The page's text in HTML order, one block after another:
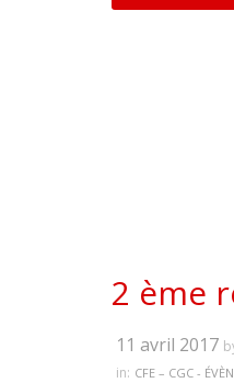
2 ème
11 avril 2017
in: CFE – CGC -